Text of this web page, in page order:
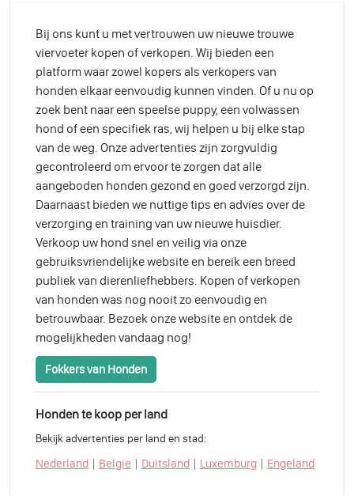
Bij ons kunt u met vertrouwen uw nieuwe trouwe
viervoeter kopen of verkopen. Wij bieden een
platform waar zowel kopers als verkopers van
honden elkaar eenvoudig kunnen vinden. Of u nu op
zoek bent naar een speelse puppy, een volwassen
hond of een specifiek ras, wij helpen u bij elke stap
van de weg. Onze advertenties zijn zorgvuldig
gecontroleerd om ervoor te zorgen dat alle
aangeboden honden gezond en goed verzorgd zijn.
Daarnaast bieden we nuttige tips en advies over de
verzorging en training van uw nieuwe huisdier.
Verkoop uw hond snel en veilig via onze
gebruiksvriendelijke website en bereik een breed
publiek van dierenliefhebbers. Kopen of verkopen
van honden was nog nooit zo eenvoudig en
betrouwbaar. Bezoek onze website en ontdek de
mogelijkheden vandaag nog!
Fokkers van Honden
Honden te koop per land
Bekijk advertenties per land en stad:
Nederland | Belgie | Duitsland | Luxemburg | Engeland